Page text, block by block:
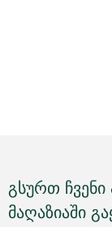
გსურთ
მაღაზიაში